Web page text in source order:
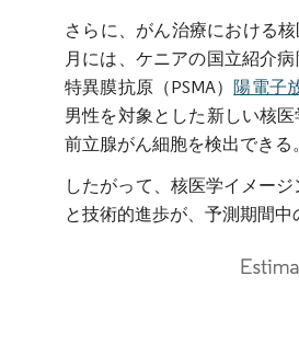
さらに、がん治療における
月には、ケニアの国立紹介
特異膜抗原（PSMA）陽電子
男性を対象とした新しい核
前立腺がん細胞を検出できる
したがって、核医学イメー
と技術的進歩が、予測期間中